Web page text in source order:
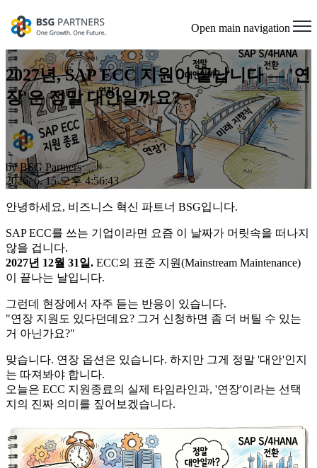
Open main navigation
2027년, SAP ECC 지원이 끝납니다 — '연
장'은 정말 대안일까요?
byBSG Partners
2026. 6. 15 오후 4:56:43
안녕하세요, 비즈니스 혁신 파트너 BSG입니다.
SAP ECC를 쓰는 기업이라면 요즘 이 날짜가 머릿속을 떠나지
않을 겁니다.
2027년 12월 31일. ECC의 표준 지원(Mainstream Maintenance)
이 끝나는 날입니다.
그런데 현장에서 자주 듣는 반응이 있습니다.
"연장 지원도 있다던데요? 그거 신청하면 좀 더 버틸 수 있는
거 아닌가요?"
맞습니다. 연장 옵션은 있습니다. 하지만 그게 정말 '대안'인지
는 따져봐야 합니다.
오늘은 ECC 지원종료의 실제 타임라인과, '연장'이라는 선택
지의 진짜 의미를 짚어보겠습니다.